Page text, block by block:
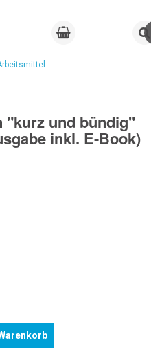
"kurz und bündig"
inkl. E-Book)